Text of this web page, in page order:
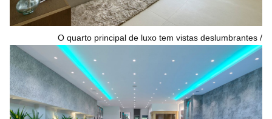
O quarto principal de luxo tem vistas deslumbrantes